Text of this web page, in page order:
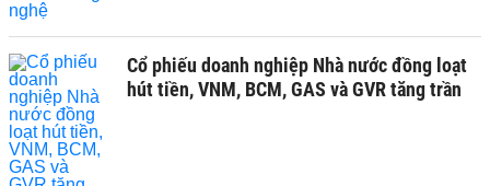
Cổ phiếu doanh nghiệp Nhà nước đồng loạt
hút tiền, VNM, BCM, GAS và GVR tăng trần